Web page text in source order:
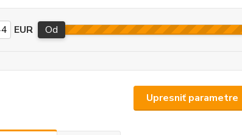
Upresniť parametre
EUR Od